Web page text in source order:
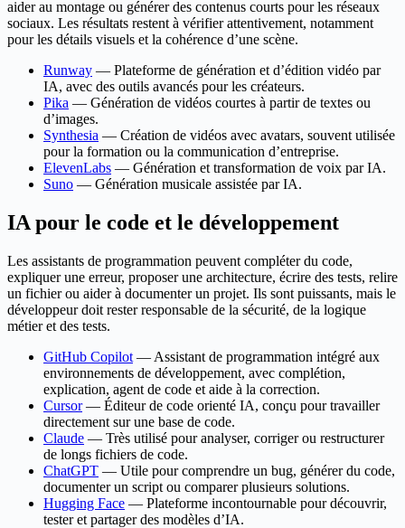
aider au montage ou générer des contenus courts pour les réseaux
sociaux. Les résultats restent à vérifier attentivement, notamment
pour les détails visuels et la cohérence d’une scène.
Runway — Plateforme de génération et d’édition vidéo par
IA, avec des outils avancés pour les créateurs.
Pika — Génération de vidéos courtes à partir de textes ou
d’images.
Synthesia — Création de vidéos avec avatars, souvent utilisée
pour la formation ou la communication d’entreprise.
ElevenLabs — Génération et transformation de voix par IA.
Suno — Génération musicale assistée par IA.
IA pour le code et le développement
Les assistants de programmation peuvent compléter du code,
expliquer une erreur, proposer une architecture, écrire des tests, relire
un fichier ou aider à documenter un projet. Ils sont puissants, mais le
développeur doit rester responsable de la sécurité, de la logique
métier et des tests.
GitHub Copilot — Assistant de programmation intégré aux
environnements de développement, avec complétion,
explication, agent de code et aide à la correction.
Cursor— Éditeur de code orienté IA, conçu pour travailler
directement sur une base de code.
Claude — Très utilisé pour analyser, corriger ou restructurer
de longs fichiers de code.
ChatGPT — Utile pour comprendre un bug, générer du code,
documenter un script ou comparer plusieurs solutions.
Hugging Face — Plateforme incontournable pour découvrir,
tester et partager des modèles d’IA.